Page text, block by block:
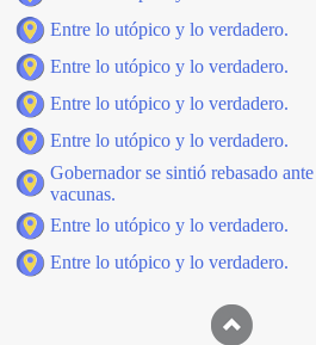
Entre lo utópico y lo verdadero.
Entre lo utópico y lo verdadero.
Entre lo utópico y lo verdadero.
Entre lo utópico y lo verdadero.
Gobernador se sintió rebasado
vacunas.
Entre lo utópico y lo verdadero.
Entre lo utópico y lo verdadero.